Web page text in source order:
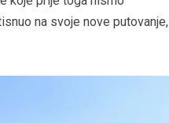
na svoje nove putovanje,